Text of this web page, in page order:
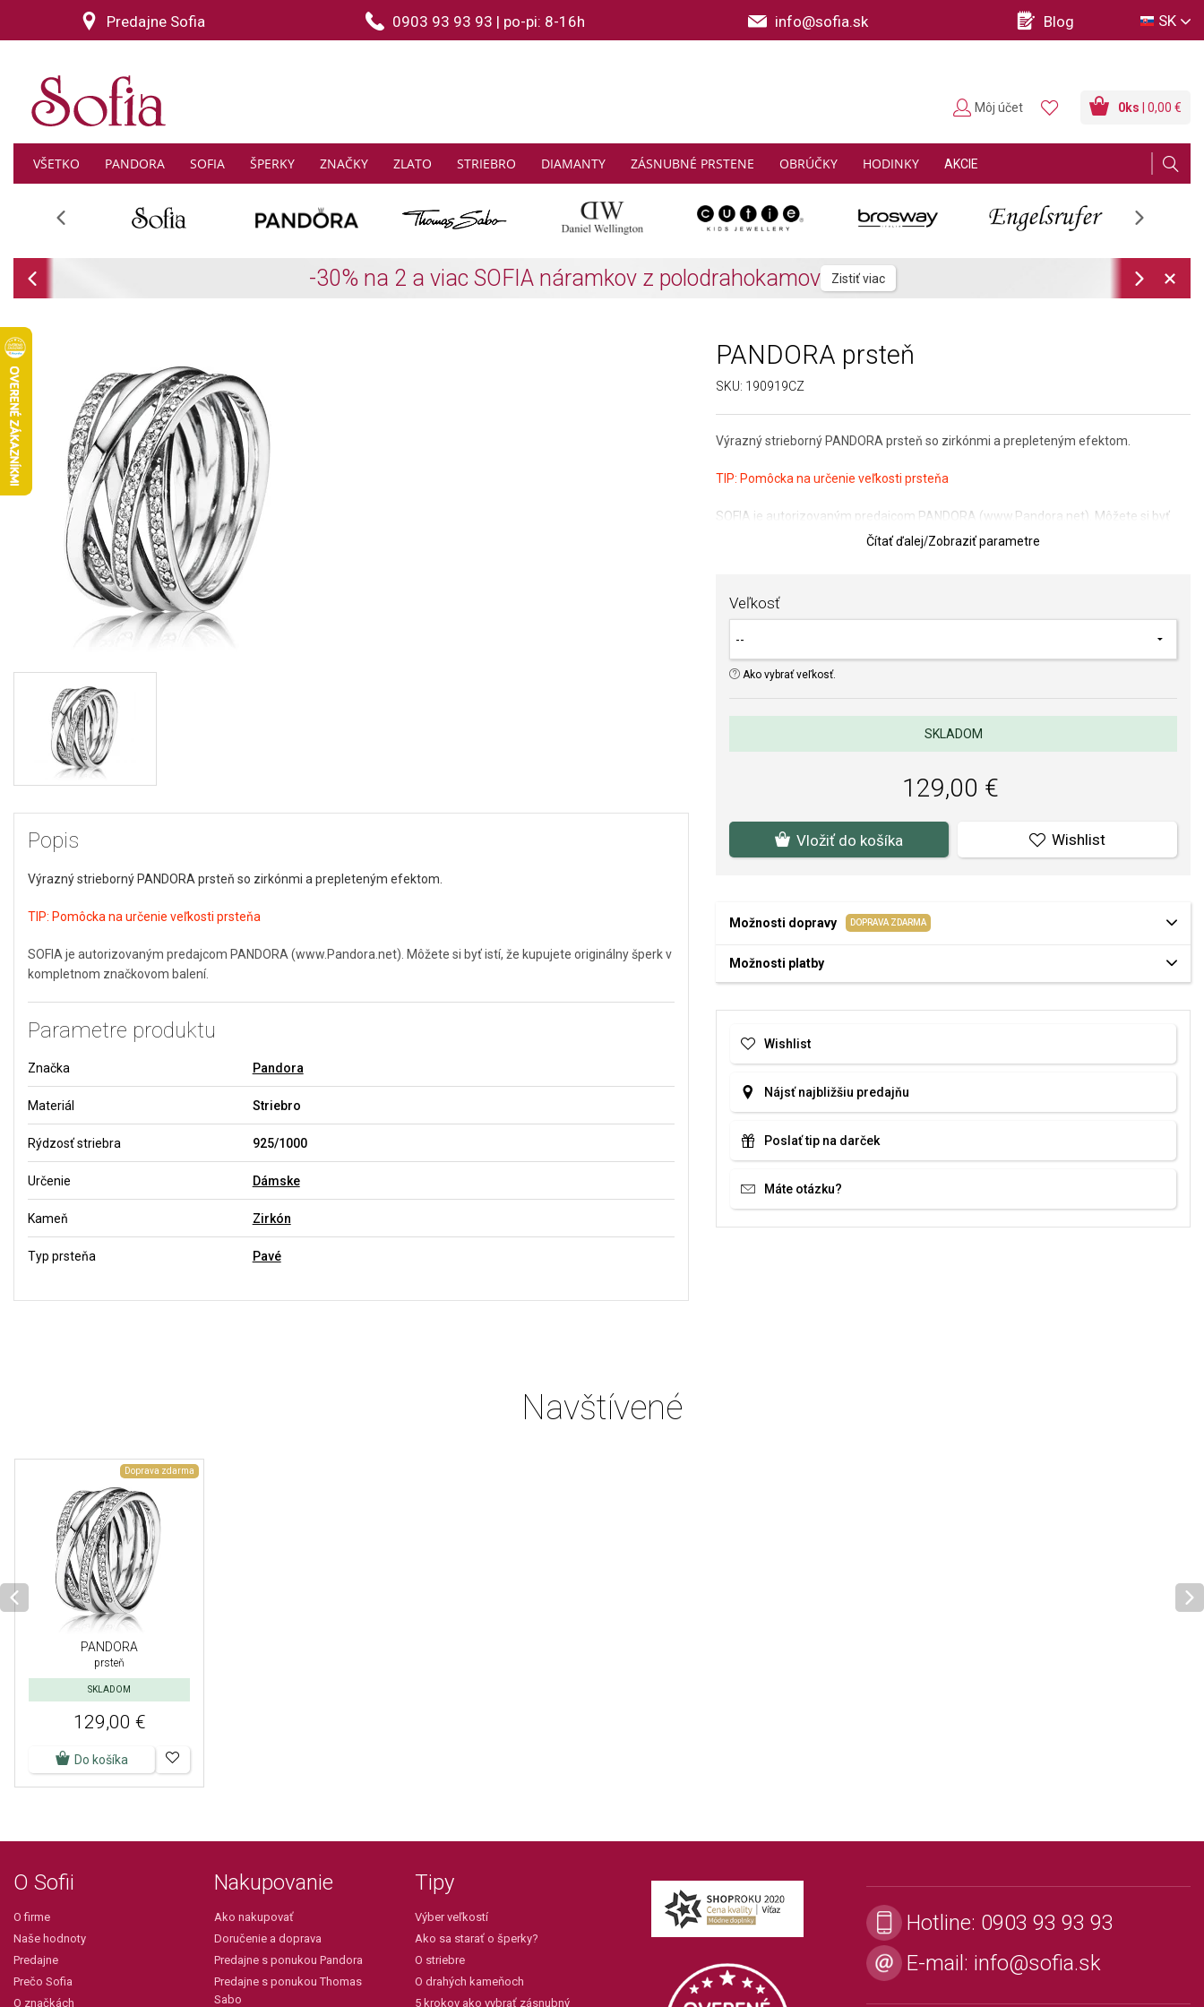
Predajne Sofia 0903 93 93 93 | po-pi: 8-16h info@sofia.sk Blog SK
VŠETKO PANDORA SOFIA ŠPERKY ZNAČKY ZLATO STRIEBRO DIAMANTY ZÁSNUBNÉ PRSTENE OBRÚČKY HODINKY AKCIE
0ks | 0,00 €
Môj účet
THOMAS SABO: Zbierajte a ušetrite Zistiť viac
Popis
Výrazný strieborný PANDORA prsteň so zirkónmi a prepleteným efektom.
TIP: Pomôcka na určenie veľkosti prsteňa
SOFIA je autorizovaným predajcom PANDORA (www.Pandora.net). Môžete si byť istí, že kupujete originálny šperk v
kompletnom značkovom balení.
Parametre produktu
Značka Pandora
Materiál Striebro
Rýdzosť striebra 925/1000
Určenie Dámske
Kameň Zirkón
Typ prsteňa Pavé
PANDORA prsteň
SKU: 190919CZ
Výrazný strieborný PANDORA prsteň so zirkónmi a prepleteným efektom.
TIP: Pomôcka na určenie veľkosti prsteňa
SOFIA je autorizovaným predajcom PANDORA (www.Pandora.net). Môžete si byť
istí, že kupujete originálny šperk v kompletnom značkovom balení.
Čítať ďalej/Zobraziť parametre
Veľkosť
Ako vybrať veľkosť.
SKLADOM
129,00 €
Vložiť do košíka Wishlist
Možnosti dopravy DOPRAVA ZDARMA
Možnosti platby
Wishlist
Nájsť najbližšiu predajňu
Poslať tip na darček
Máte otázku?
Navštívené
Doprava zdarma
PANDORA
prsteň
SKLADOM
129,00 €
Do košíka
O Sofii
O firme
Naše hodnoty
Predajne
Prečo Sofia
O značkách
Nakupovanie
Ako nakupovať
Doručenie a doprava
Predajne s ponukou Pandora
Predajne s ponukou Thomas
Sabo
Tipy
Výber veľkostí
Ako sa starať o šperky?
O striebre
O drahých kameňoch
5 krokov ako vybrať zásnubný
Hotline: 0903 93 93 93
E-mail: info@sofia.sk